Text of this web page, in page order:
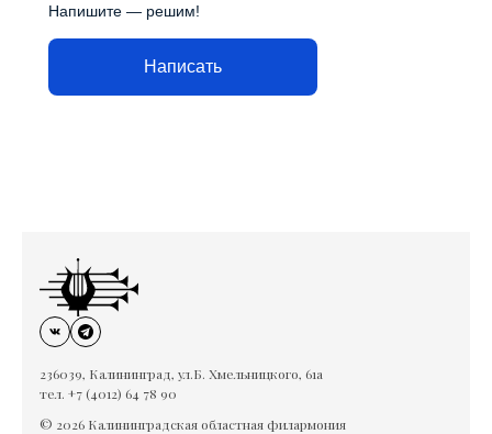
Напишите — решим!
Написать
236039, Калининград, ул.Б. Хмельницкого, 61а
тел. +7 (4012) 64 78 90
© 2026 Калининградская областная филармония